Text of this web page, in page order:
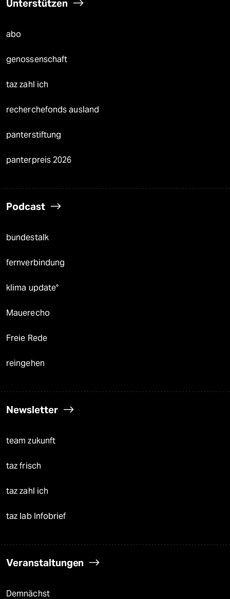
Unterstützen
abo
genossenschaft
taz zahl ich
recherchefonds ausland
panterstiftung
panterpreis 2026
Podcast
bundestalk
fernverbindung
klima update°
Mauerecho
Freie Rede
reingehen
Newsletter
team zukunft
taz frisch
taz zahl ich
taz lab Infobrief
Veranstaltungen
Demnächst